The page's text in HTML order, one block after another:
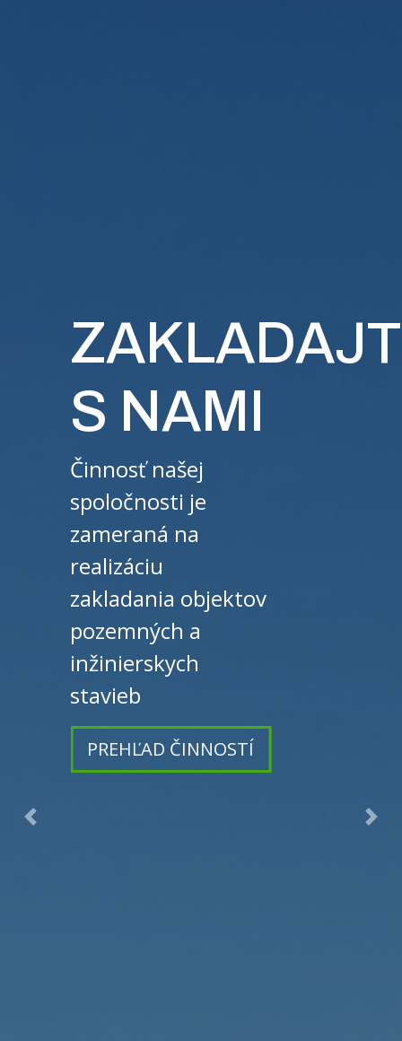
S NAMI
Činnosť našej
spoločnosti je
zameraná na
realizáciu
zakladania objektov
pozemných a
inžinierskych
stavieb
PREHĽAD ČINNOSTÍ